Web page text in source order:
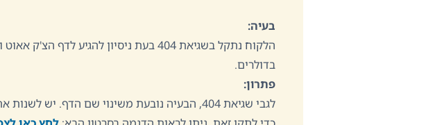
בעיה:
הלקוח נתקל בשגיאת 404 בעת ניסיון להגיע
בדולרים.
פתרון:
לגבי שגיאת 404, הבעיה נובעת משינוי שם הדף. יש